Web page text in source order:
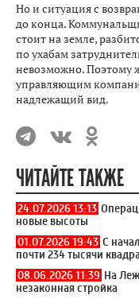
Но и ситуация с
до конца.
стоит на земле,
по ухабам
невозможно. Поэтому
управляющим
надлежащий вид.
ЧИТАЙТЕ ТАКЖЕ
24.07.2026 13:13
новые высоты
01.07.2026 19:43 С
почти 234 тысячи
08.06.2026 11:39 На
незаконная стройка